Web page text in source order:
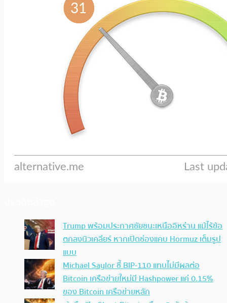
Trump พร้อมประกาศชัยชนะเหนืออิหร่าน แม้ไร้ข้อ
ตกลงนิวเคลียร์ หากเปิดช่องแคบ Hormuz เต็มรูป
แบบ
Michael Saylor ชี้ BIP-110 แทบไม่มีผลต่อ
Bitcoin เครือข่ายใหม่มี Hashpower แค่ 0.15%
ของ Bitcoin เครือข่ายหลัก